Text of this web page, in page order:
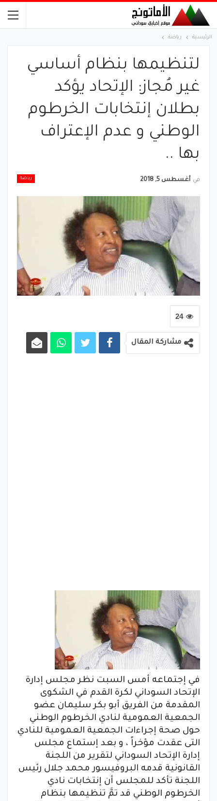
الرئيسية رياضة
لتنظيمها بنظام أساسي
غير مُجاز: الإتحاد يؤكد
بطلان إنتخابات الخرطوم
الوطني و عدم الإعتراف
بها ..
رياضة في أغسطس 5, 2018
24
مشاركة المقال
في إجتماعه أمس السبت نظر مجلس إدارة
الإتحاد السوداني لكرة القدم في الشكوى
المقدمة من الفريق أبو بكر سليمان عضو
الجمعية العمومية لنادي الخرطوم الوطني
حول صحة إجراءات الجمعية العمومية للنادي
التى عقدت مؤخراً ، و بعد إستماع مجلس
إدارة الإتحاد السوداني لتقرير من اللجنة
القانونية قدمه البروفيسور محمد جلال رئيس
اللجنة تأكد للمجلس أن إنتخابات نادي
الخرطوم الوطني قد تمَّ تنظيمها بنظام